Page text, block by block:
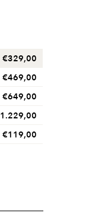
€329,00
€469,00
€649,00
1.229,00
€119,00